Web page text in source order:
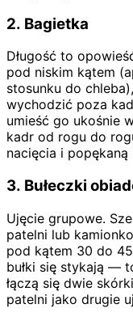
2. Bagietka
Długość to
pod niskim kątem
stosunku do
wychodzić poza
umieść go ukośnie
kadr od rogu do
nacięcia i popękaną
3. Bułeczki
Ujęcie grupowe.
patelni lub
pod kątem 30 do
bułki się stykają —
łączą się dwie
patelni jako drugie